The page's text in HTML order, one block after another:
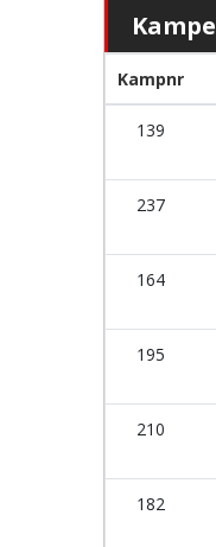
Kampe
Kampnr
139
237
164
195
210
182